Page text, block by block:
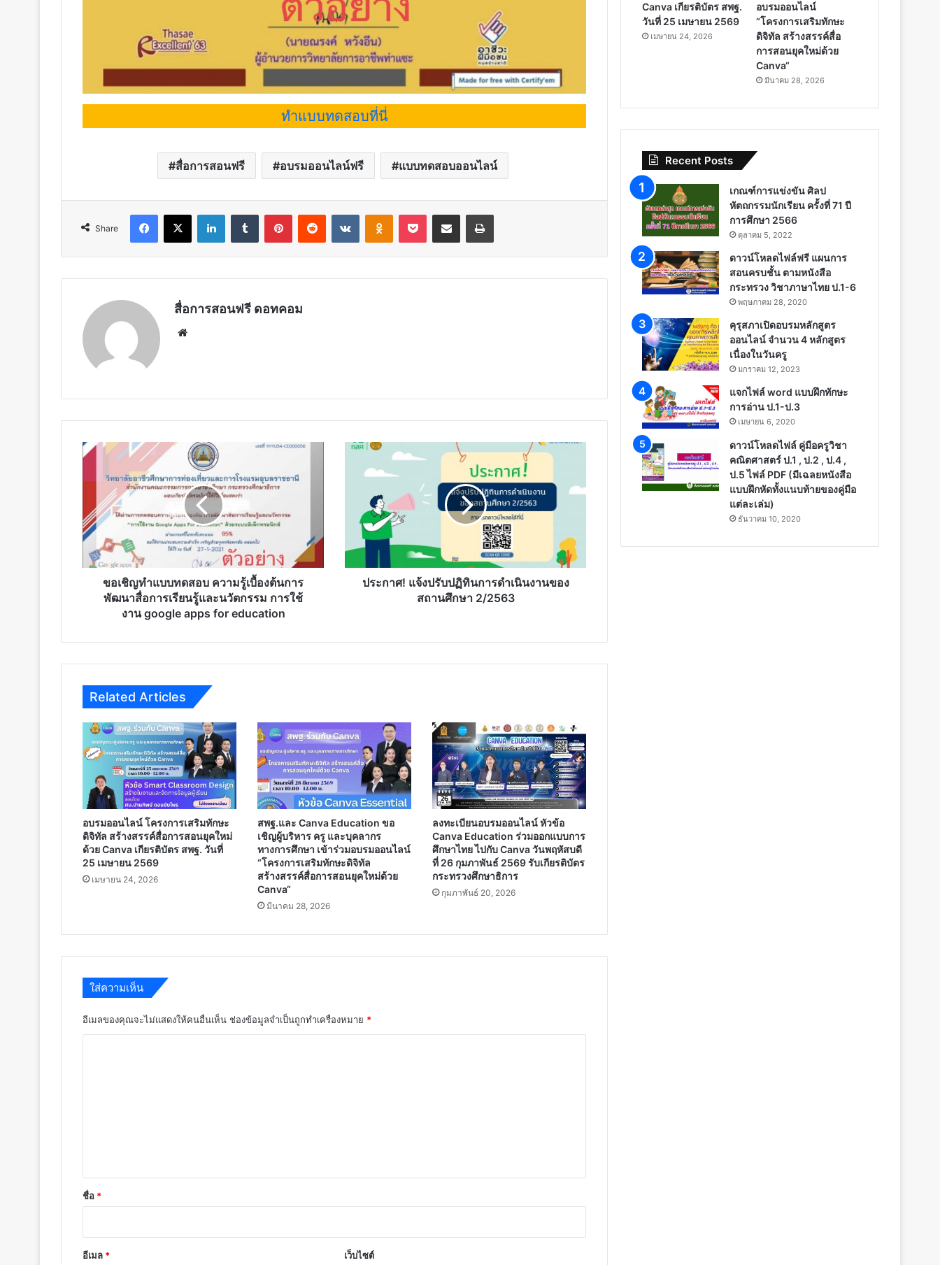
ทำแบบทดสอบที่นี่
สื่อการสอนฟรี อบรมออนไลน์ฟรี แบบทดสอบออนไลน์
Share
Facebook
X LinkedInTumblr PinterestReddit VKontakteOdnoklassniki
Pocket Share via Email Print
สื่อการสอนฟรี ดอทคอม
ขอ
ทดสอบ
ความ
รู้
เบื้อง
ต้น
พัฒนา
นวัตกรรม
การ
งาน
google
apps
education
ขอเชิญทำแบบทดสอบ ความรู้เบื้องต้นการ
พัฒนาสื่อการเรียนรู้และนวัตกรรม การใช้
งาน google apps for education
ประกาศ!
ดำเนิน
ของ
สถาน
ศึกษาประกาศ! แจ้งปรับปฏิทินการดำเนินงานของ
สถานศึกษา 2/2563
Related Articles
อบรมออนไลน์ โครงการเสริมทักษะ
ดิจิทัล สร้างสรรค์สื่อการสอนยุคใหม่
ด้วย Canva เกียรติบัตร สพฐ. วันที่
25 เมษายน 2569
เมษายน 24, 2026
สพฐ.และ Canva Education ขอ
เชิญผู้บริหาร ครู และบุคลากร
ทางการศึกษา เข้าร่วมอบรมออนไลน์
“โครงการเสริมทักษะดิจิทัล
สร้างสรรค์สื่อการสอนยุคใหม่ด้วย
Canva“
มีนาคม 28, 2026
ลงทะเบียนอบรมออนไลน์ หัวข้อ
Canva Education ร่วมออกแบบการ
ศึกษาไทย ไปกับ Canva วันพฤหัสบดี
ที่ 26 กุมภาพันธ์ 2569 รับเกียรติบัตร
กระทรวงศึกษาธิการ
กุมภาพันธ์ 20, 2026
ใส่ความเห็น
อีเมลของคุณจะไม่แสดงให้คนอื่นเห็น ช่องข้อมูลจำเป็นถูกทำเครื่องหมาย *
*
ชื่อ *
อีเมล * เว็บไซต์
Canva เกียรติบัตร สพฐ.
วันที่ 25 เมษายน 2569
เมษายน 24, 2026
อบรมออนไลน์
“โครงการเสริมทักษะ
ดิจิทัล สร้างสรรค์สื่อ
การสอนยุคใหม่ด้วย
Canva“
มีนาคม 28, 2026
Recent Posts
เกณฑ์การแข่งขัน ศิลป
หัตถกรรมนักเรียน ครั้งที่ 71 ปี
การศึกษา 2566
ตุลาคม 5, 2022
ดาวน์โหลดไฟล์ฟรี แผนการ
สอนครบชั้น ตามหนังสือ
กระทรวง วิชาภาษาไทย ป.1-6
พฤษภาคม 28, 2020
คุรุสภาเปิดอบรมหลักสูตร
ออนไลน์ จำนวน 4 หลักสูตร
เนื่องในวันครู
มกราคม 12, 2023
แจกไฟล์ word แบบฝึกทักษะ
การอ่าน ป.1-ป.3
เมษายน 6, 2020
ดาวน์โหลดไฟล์ คู่มือครูวิชา
คณิตศาสตร์ ป.1 , ป.2 , ป.4 ,
ป.5 ไฟล์ PDF (มีเฉลยหนังสือ
แบบฝึกหัดทั้งแนบท้ายของคู่มือ
แต่ละเล่ม)
ธันวาคม 10, 2020